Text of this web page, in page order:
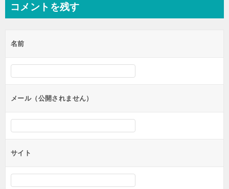
ビ
ー
シ
ン
コメントを残す
名前
メール（公開されません）
サイト